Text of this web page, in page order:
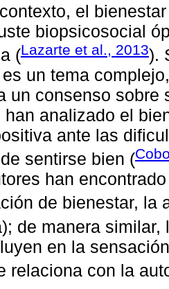
el
biopsicosocial
(Lazarte et al., 2013).
un tema
un consenso sobre
han analizado el
ante las
sentirse bien (
han
de bienestar, la
de manera
en la
relaciona con la